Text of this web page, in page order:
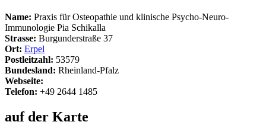
Name: Praxis für Osteopathie und klinische Psycho-Neuro-
Immunologie Pia Schikalla
Strasse: Burgunderstraße 37
Ort: Erpel
Postleitzahl: 53579
Bundesland: Rheinland-Pfalz
Webseite:
Telefon: +49 2644 1485
auf der Karte